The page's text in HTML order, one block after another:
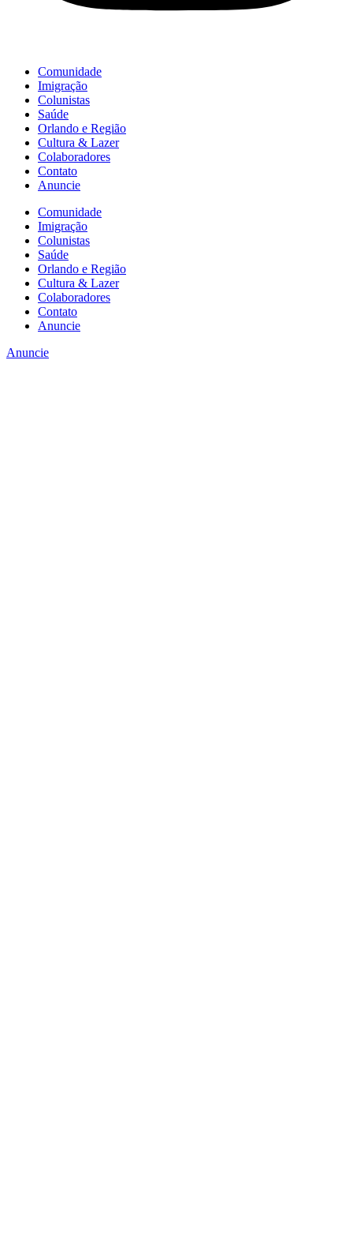
Comunidade
Imigração
Colunistas
Saúde
Orlando e Região
Cultura & Lazer
Colaboradores
Contato
Anuncie
Comunidade
Imigração
Colunistas
Saúde
Orlando e Região
Cultura & Lazer
Colaboradores
Contato
Anuncie
Anuncie